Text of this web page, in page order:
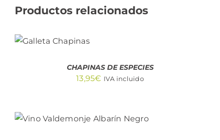
Productos relacionados
CARRITO
CHAPINAS DE ESPECIES
13,95€ IVA incluido
AÑADIR AL CARRITO
/